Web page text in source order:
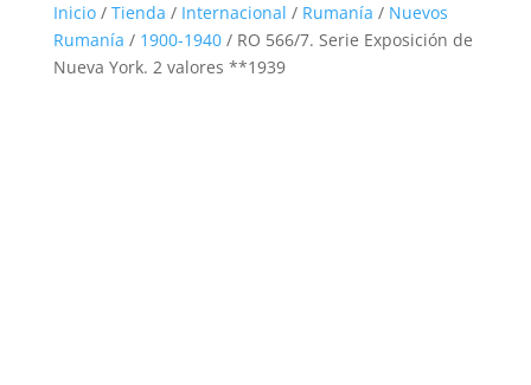
Inicio/ Tienda / Internacional / Rumanía / Nuevos
Rumanía / 1900-1940/ RO 566/7. Serie Exposición de
Nueva York. 2 valores **1939